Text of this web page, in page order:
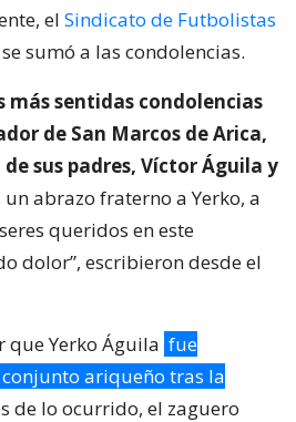
el Sindicato de Futbolistas
sumó a las condolencias.
más sentidas condolencias
de San Marcos de Arica,
sus padres, Víctor Águila y
un abrazo fraterno a Yerko, a
queridos en este
dolor”, escribieron desde el
que Yerko Águila fue
ariqueño tras la
de lo ocurrido, el zaguero